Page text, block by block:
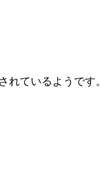
ているようです。